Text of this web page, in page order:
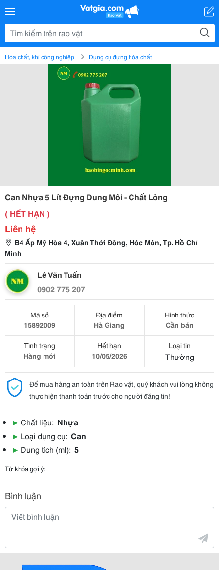
Hóa chất, khí công nghiệp Dụng cụ đựng hóa chất
Can Nhựa 5 Lít Đựng Dung Môi - Chất Lỏng
( HẾT HẠN )
Liên hệ
B4 Ấp Mỹ Hòa 4, Xuân Thới Đông, Hóc Môn, Tp. Hồ Chí
Minh
Lê Văn Tuấn
0902 775 207
Mã số
15892009
Địa điểm
Hà Giang
Hình thức
Cần bán
Tình trạng
Hàng mới
Hết hạn
10/05/2026
Loại tin
Thường
Để mua hàng an toàn trên Rao vặt, quý khách vui lòng không
thực hiện thanh toán trước cho người đăng tin!
▶ Chất liệu: Nhựa
▶ Loại dụng cụ: Can
▶ Dung tích (ml): 5
Từ khóa gợi ý:
Bình luận